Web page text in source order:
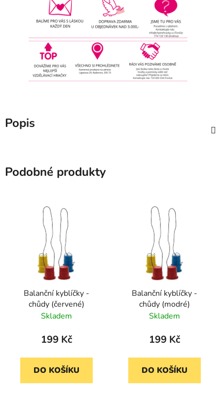
Popis
Podobné produkty
Balanční kyblíčky -
chůdy (červené)
Skladem
199 Kč
DO KOŠÍKU
Balanční kyblíčky -
chůdy (modré)
Skladem
199 Kč
DO KOŠÍKU